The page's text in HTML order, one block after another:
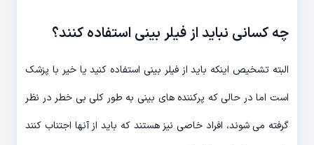
چه کسانی نباید از فیلر بینی استفاده کنند؟
البته تشخیص اینکه باید از فیلر بینی استفاده کنید یا خیر با پزشک
است اما در حالی که پرکننده های بینی به طور کلی بی خطر در نظر
گرفته می شوند، افراد خاصی نیز هستند که باید از آنها اجتناب کنند